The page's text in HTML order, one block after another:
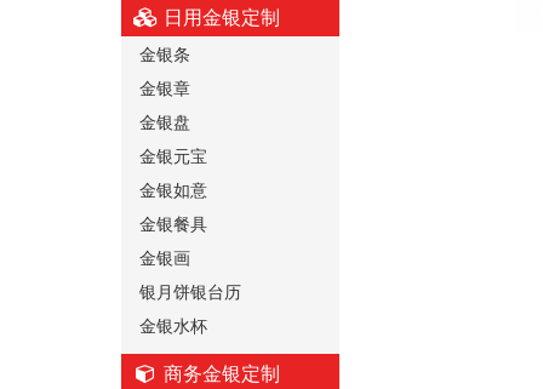
日用金银定制
金银条
金银章
金银盘
金银元宝
金银如意
金银餐具
金银画
银月饼银台历
金银水杯
商务金银定制